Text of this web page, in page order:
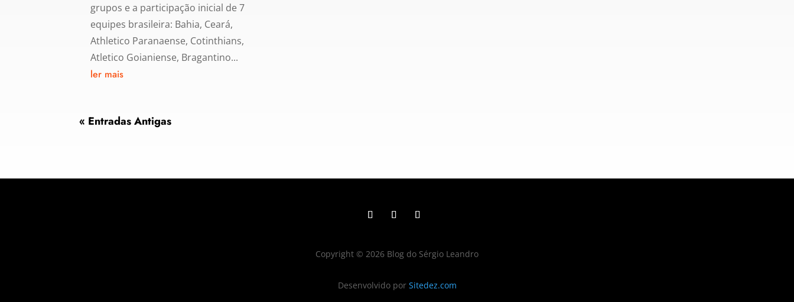
grupos e a participação inicial de 7
equipes brasileira: Bahia, Ceará,
Athletico Paranaense, Cotinthians,
Atletico Goianiense, Bragantino...
ler mais
« Entradas Antigas
Copyright © 2026 Blog do Sérgio Leandro
Desenvolvido por Sitedez.com